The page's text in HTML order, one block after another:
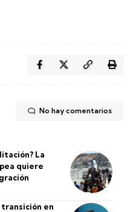
No hay comentarios
La
quiere
transición en